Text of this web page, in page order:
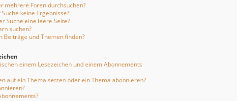
mehrere Foren durchsuchen?
keine Ergebnisse?
Suche eine leere Seite?
suchen?
Beiträge und Themen finden?
einem Lesezeichen und einem Abonnements
auf ein Thema setzen oder ein Thema abonnieren?